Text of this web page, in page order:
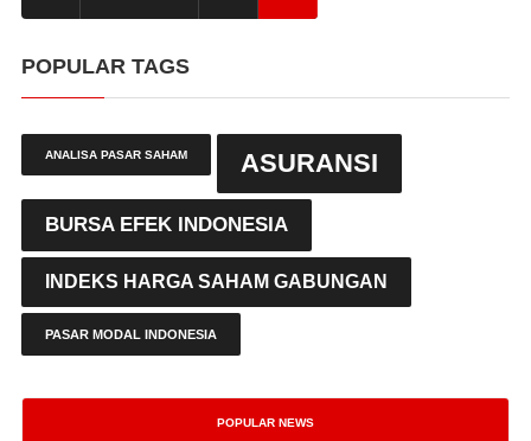
POPULAR TAGS
ANALISA PASAR SAHAM ASURANSI
BURSA EFEK INDONESIA
INDEKS HARGA SAHAM GABUNGAN
PASAR MODAL INDONESIA
POPULAR NEWS